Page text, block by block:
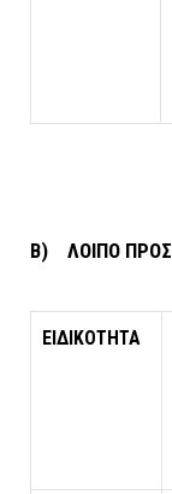
Β) ΛΟΙΠΟ ΠΡΟΣ
ΕΙΔΙΚΟΤΗΤΑ